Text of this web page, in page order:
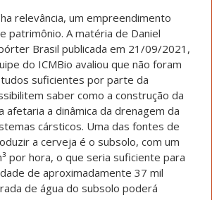
relevância, um empreendimento
patrimônio. A matéria de Daniel
Brasil publicada em 21/09/2021,
do ICMBio avaliou que não foram
suficientes por parte da
saber como a construção da
afetaria a dinâmica da drenagem da
cársticos. Uma das fontes de
a cerveja é o subsolo, com um
por hora, o que seria suficiente para
de aproximadamente 37 mil
de água do subsolo poderá